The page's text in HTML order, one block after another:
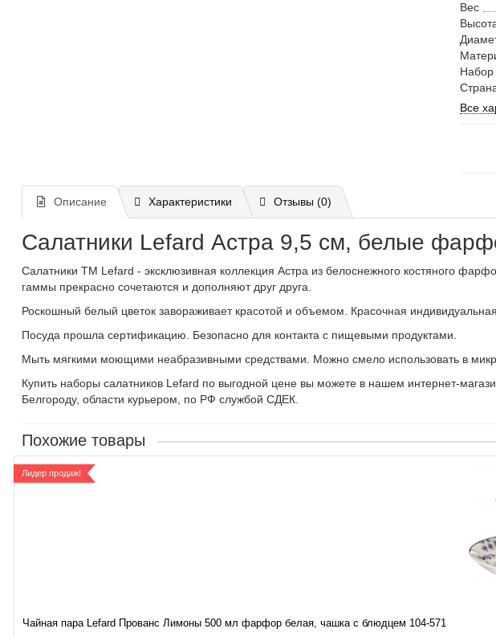
Вес
Набор
Все
Описание Характеристики Отзывы (0)
Салатники Lefard Астра 9,5 см, белые
Салатники ТМ Lefard - эксклюзивная коллекция Астра из белоснежного костяного
гаммы прекрасно сочетаются и дополняют друг друга.
Роскошный белый цветок завораживает красотой и объемом. Красочная
Посуда прошла сертификацию. Безопасно для контакта с пищевыми продуктами.
Мыть мягкими моющими неабразивными средствами. Можно смело использовать в
Купить наборы салатников Lefard по выгодной цене вы можете в нашем интернет-
Белгороду, области курьером, по РФ службой СДЕК.
Похожие товары
Лидер продаж!
Чайная пара Lefard Прованс Лимоны 500 мл фарфор белая, чашка с блюдцем 104-571